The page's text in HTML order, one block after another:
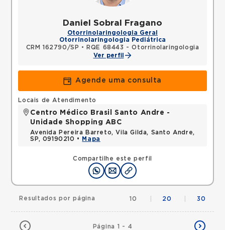
Daniel Sobral Fragano
Otorrinolaringologia Geral
Otorrinolaringologia Pediátrica
CRM 162790/SP •
RQE 68443 - Otorrinolaringologia
Ver perfil
Agende uma consulta
Compartilhe este perfil
Locais de Atendimento
Centro Médico Brasil Santo Andre -
Unidade Shopping ABC
Avenida Pereira Barreto, Vila Gilda, Santo Andre,
SP, 09190210 •
Mapa
Página 1 - 4
Resultados por página 10 20 30